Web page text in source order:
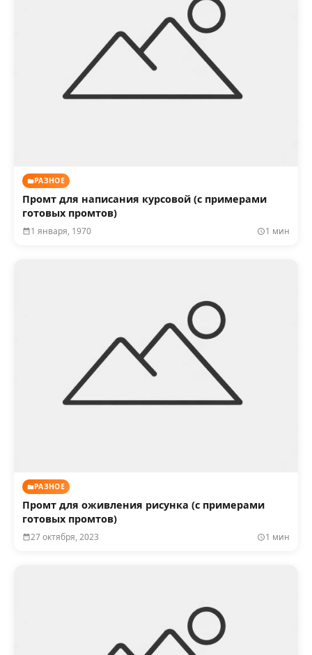
РАЗНОЕ
Промт для написания курсовой (с примерами
готовых промтов)
1 января, 1970 1 мин
РАЗНОЕ
Промт для оживления рисунка (с примерами
готовых промтов)
27 октября, 2023 1 мин